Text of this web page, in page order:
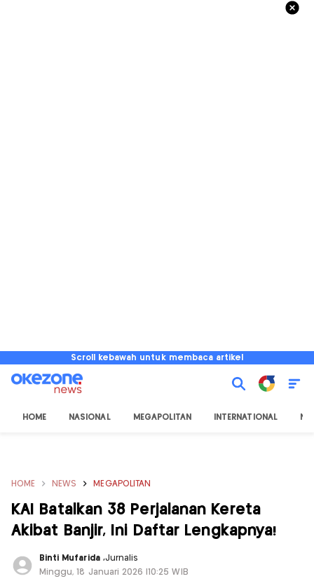
Scroll kebawah untuk membaca artikel
HOME NASIONAL MEGAPOLITAN INTERNATIONAL
HOME NEWS MEGAPOLITAN
KAI Batalkan 38 Perjalanan Kereta
Akibat Banjir, Ini Daftar Lengkapnya!
Binti Mufarida ,Jurnalis
Minggu, 18 Januari 2026 |10:25 WIB